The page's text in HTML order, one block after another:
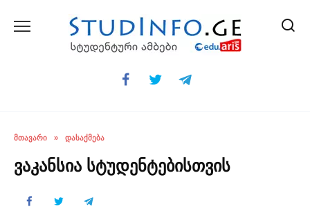
ᲛᲗᲐᲕᲐᲠᲘ » ᲓᲐᲡᲐᲥᲛᲔᲑᲐ
ვაკანსია სტუდენტებისთვის